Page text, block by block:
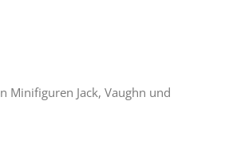
Minifiguren Jack, Vaughn und